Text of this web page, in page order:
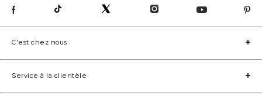
C'est chez nous
Service à la clientèle